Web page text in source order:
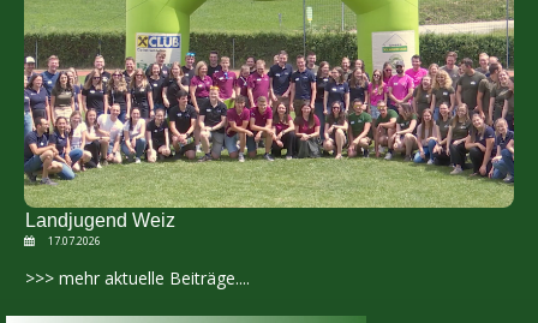
Landjugend Weiz
17.07.2026
>>> mehr aktuelle Beiträge....